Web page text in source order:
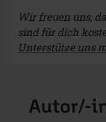
Wir freuen uns,
sind für dich
Unterstütze uns
Autor/-